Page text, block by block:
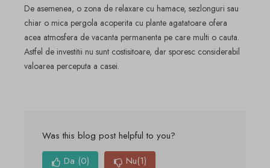
De asemenea, o zona de relaxare cu hamace, sezlonguri sau
chiar o mica pergola acoperita cu plante agatatoare ofera
acea atmosfera de vacanta permanenta pe care multi o cauta.
Astfel de investitii nu sunt costisitoare, dar sporesc considerabil
valoarea perceputa a casei.
Was this blog post helpful to you?
Da (0) Nu(1)